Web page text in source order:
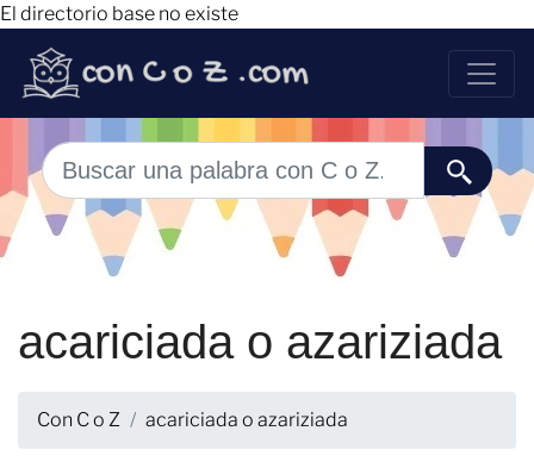
El directorio base no existe
acariciada o azariziada
Con C o Z acariciada o azariziada